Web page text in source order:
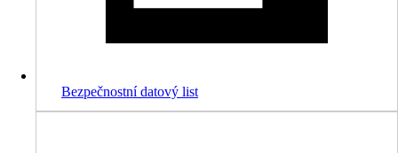
Bezpečnostní datový list